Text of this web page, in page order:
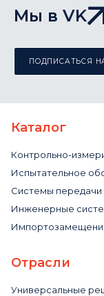
Мы в VK
ПОДПИСАТЬСЯ
Каталог
Контрольно-
Испытательное
Системы передачи
Инженерные
Отрасли
Универсальные